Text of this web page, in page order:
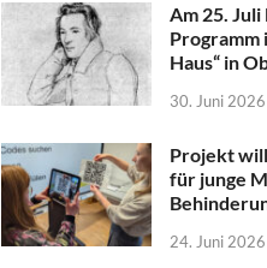
Am 25.
Programm
Haus“ in
30. Juni 2026
Projekt
für junge
24. Juni 2026